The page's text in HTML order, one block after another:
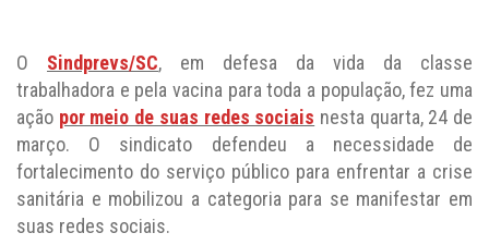
O Sindprevs/SC, em defesa da vida da classe
trabalhadora e pela vacina para toda a população, fez uma
ação por meio de suas redes sociais nesta quarta, 24 de
março. O sindicato defendeu a necessidade de
fortalecimento do serviço público para enfrentar a crise
sanitária e mobilizou a categoria para se manifestar em
suas redes sociais.